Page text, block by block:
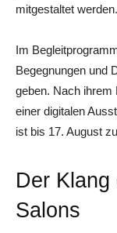
mitgestaltet werden.
Im
Begegnungen und
geben. Nach ihrem
einer digitalen
ist bis 17. August
Der
Salons